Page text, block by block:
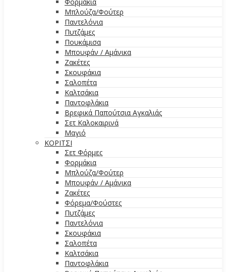
Μπλούζα/Φούτερ
Παντελόνια
Πυτζάμες
Πουκάμισα
Μπουφάν / Αμάνικα
Ζακέτες
Σκουφάκια
Σαλοπέτα
Καλτσάκια
Παντοφλάκια
Βρεφικά Παπούτσια Αγκαλιάς
Σετ Καλοκαιρινά
Μαγιό
ΚΟΡΙΤΣΙ
Σετ Φόρμες
Φορμάκια
Μπλούζα/Φούτερ
Μπουφάν / Αμάνικα
Ζακέτες
Φόρεμα/Φούστες
Πυτζάμες
Παντελόνια
Σκουφάκια
Σαλοπέτα
Καλτσάκια
Παντοφλάκια